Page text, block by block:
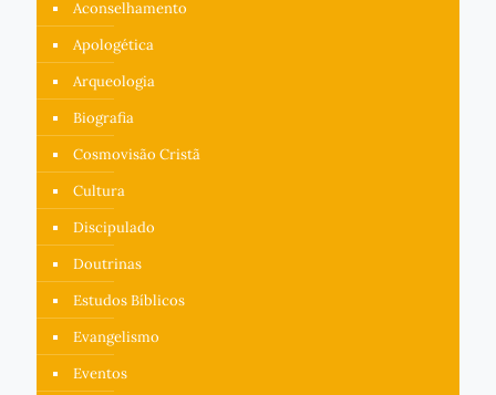
Aconselhamento
Apologética
Arqueologia
Biografia
Cosmovisão Cristã
Cultura
Discipulado
Doutrinas
Estudos Bíblicos
Evangelismo
Eventos